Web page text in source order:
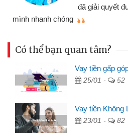
đã giải quyết
mình nhanh chóng
Có thể bạn quan tâm?
Vay tiền gấp
25/01 - 52
Vay tiền Không
23/01 - 82